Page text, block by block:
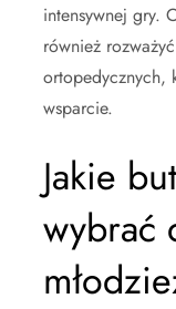
intensywnej gry.
również
ortopedycznych,
wsparcie.
Jakie
wybrać